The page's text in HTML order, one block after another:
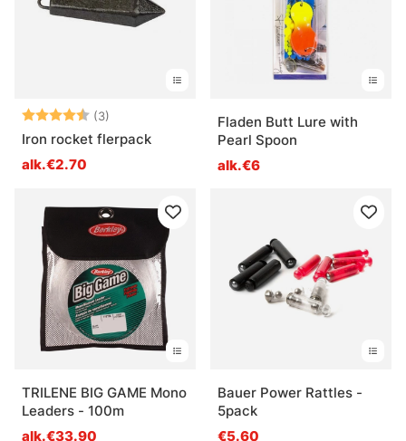
Arvio: (3)
4.7 5:sta tähdestä
Iron rocket flerpack
alk.€2.70
Fladen Butt Lure with
Pearl Spoon
alk.€6
TRILENE BIG GAME Mono
Leaders - 100m
alk.€33.90
Bauer Power Rattles -
5pack
€5.60